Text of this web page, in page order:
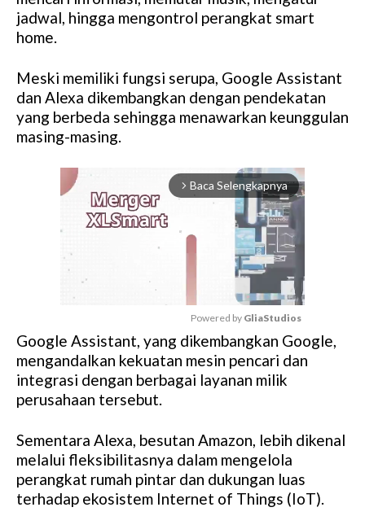
jadwal, hingga mengontrol perangkat smart
home.
Meski memiliki fungsi serupa, Google Assistant
dan Alexa dikembangkan dengan pendekatan
yang berbeda sehingga menawarkan keunggulan
masing-masing.
arrow_forward_ios Baca Selengkapnya
M
u
t
Powered by GliaStudios
Google Assistant, yang dikembangkan Google,
mengandalkan kekuatan mesin pencari dan
integrasi dengan berbagai layanan milik
perusahaan tersebut.
Sementara Alexa, besutan Amazon, lebih dikenal
melalui fleksibilitasnya dalam mengelola
perangkat rumah pintar dan dukungan luas
terhadap ekosistem Internet of Things (IoT).